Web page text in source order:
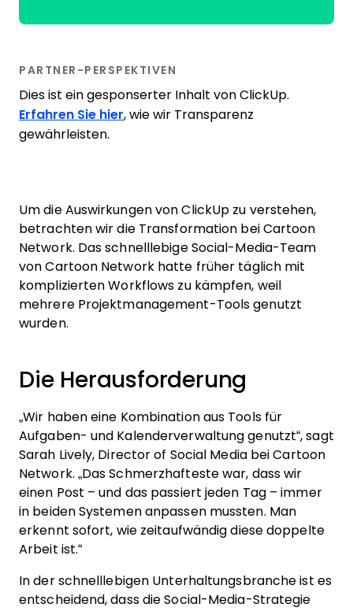
PARTNER-PERSPEKTIVEN
Dies ist ein gesponserter Inhalt von ClickUp.
Erfahren Sie hier, wie wir Transparenz
gewährleisten.
Um die Auswirkungen von ClickUp zu verstehen,
betrachten wir die Transformation bei Cartoon
Network. Das schnelllebige Social-Media-Team
von Cartoon Network hatte früher täglich mit
komplizierten Workflows zu kämpfen, weil
mehrere Projektmanagement-Tools genutzt
wurden.
Die Herausforderung
„Wir haben eine Kombination aus Tools für
Aufgaben- und Kalenderverwaltung genutzt“, sagt
Sarah Lively, Director of Social Media bei Cartoon
Network. „Das Schmerzhafteste war, dass wir
einen Post – und das passiert jeden Tag – immer
in beiden Systemen anpassen mussten. Man
erkennt sofort, wie zeitaufwändig diese doppelte
Arbeit ist.“
In der schnelllebigen Unterhaltungsbranche ist es
entscheidend, dass die Social-Media-Strategie